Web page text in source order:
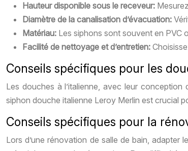
Hauteur disponible sous le receveur:
Diamètre de la canalisation d’évacuation:
Matériau: Les siphons sont souvent en PVC
Facilité de nettoyage et d’entretien:
Conseils spécifiques pour les
Les douches à l’italienne, avec leur
siphon douche italienne Leroy Merlin est crucial
Conseils spécifiques pour la
Lors d’une rénovation de salle de bain,